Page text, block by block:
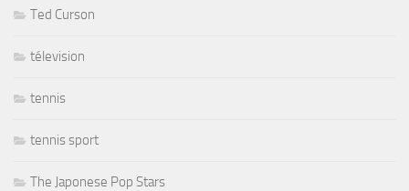
Ted Curson
télevision
tennis
tennis sport
The Japonese Pop Stars